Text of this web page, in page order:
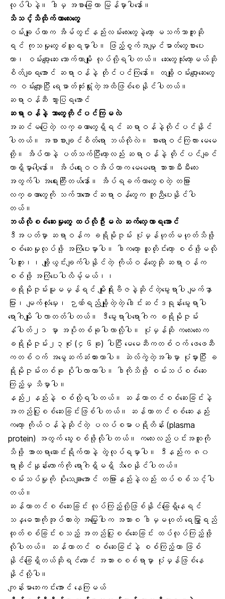
လုပ်ပါနဲ့။ ဒါမှ အစာခြေတာ မြန်မှာပါနော်။
သိသင့်သိထိုက်တာလေးတွေ
ဝမ်းချုပ်တာက အိမ်တွင်းနည်းလမ်းလေးတွေနဲ့တော့ မသက်သာဘူးဆို
ရင် ကုသမှုတွေခံယူရမှာပါ။ ဖြည့်စွက်အမျှင်ဓာတ်တွေစားပေး
တာ၊
ဝမ်းပျော့ဆေးသောက်တာမျိုး လုပ်လို့ရပါတယ်။ ဆေးတွေသုံးတော့မယ်ဆို
စိတ်ချရအောင် ဆရာဝန်နဲ့ တိုင်ပင်ကြနော်။ တချို့ဝမ်းပျော့ဆေးတွေ
က ဝမ်းလျှောပြီး ရေဓာတ်ဆုံးရှုံးတဲ့အထိဖြစ်စေနိုင်ပါတယ်။
ဆရာဝန်ဆီ သွားပြရအောင်
ဆရာဝန်နဲ့ ဘာတွေတိုင်ပင်ကြမလဲ
အဆင်မပြေတဲ့ လက္ခဏာတွေရှိရင် ဆရာဝန်နဲ့တိုင်ပင်နိုင်
ပါတယ်။ အစာစားချင်စိတ်ရော ဘယ်လိုလဲ။ စားရောဝင်ကြလား မေမေ
တို့။ အိပ်တာနဲ့ ပတ်သက်ပြီးတော့လည်း ဆရာဝန်နဲ့ တိုင်ပင်ချင်
တာရှိမှာပေါ့နော်။ အိပ်ရေးဝဝအိပ်တာက မေမေရော သားသားမီးမီးလေး
အတွက်ပါ အရေးကြီးတယ်နော်။
အိပ်ရခက် တာတွေစတဲ့ တခြား
လက္ခဏာတွေကို သက်သာအောင်ဆရာဝန်တွေက ကူညီပေးနိုင်ပါ
တယ်။
ဘယ်လိုစစ်ဆေးမှုတွေ ထပ်လိုဦးမလဲ ဆက်လေ့လာရအောင်
ဒီအပတ်မှာ ဆရာဝန်က ခရိုမိုဇုမ်း ပုံမှန်ဟုတ်မဟုတ်သိဖို့
စစ်ဆေးမှုလုပ်ဖို့ အကြံပေးမှာပါ။ ဒါကတော့ လူတိုင်းတော့ စစ်ဖို့မလို
ပါဘူး၊၊ ချို့ယွင်းချက်ပါနိုင်တဲ့ ကိုယ်ဝန်တွေဆို ဆရာဝန်က
စစ်ဖို့ အကြံပေးပါလိမ့်မယ်၊၊
ခရိုမိုဇုမ်းမူမမှန်ရင် မျိုးရိုးဗီဇနဲ့ဆိုင်တဲ့မွေးရာပါ မျက်နှာ
ပြား၊ မျက်လုံးမှေး၊ ဉာဏ်ရည်ချို့တဲ့တဲ့ ဒေါင်းဆင်ဒရုန်းမွေးရာပါ
ရောဂါမျိုး ပါလာတတ်ပါတယ်။ ဒီမွေးရာပါရောဂါက ခရိုမိုဇုမ်း
နံပါတ်၂၁ မှာ အပိုတစ်ခုပါလာလို့ပါ။ ပုံမှန်ဆို ကလေးလေးက
ခရိုမိုဇုမ်း၂၃စုံ (၄၆ခု) ပါပြီး မေမေဆီကတစ်ဝက် ဖေဖေဆီ
ကတစ်ဝက် အမွေဆက်ဆံထားတာပါ။ ဆဲလ်ကွဲတဲ့အခါမှာ ပုံမှားပြီး ခ
ရိုမိုဇုမ်းတစ်ခု ပိုပါလာတာပါ။ ဒါကိုသိဖို့ စမ်းသပ်စစ်ဆေး
ကြည့်မှ သိမှာပါ။
နည်း၂နည်းနဲ့ စစ်လို့ရပါတယ်။ ဆန်ကာတင်စစ်ဆေးခြင်းနဲ့
အတည်ပြုစစ်ဆေးခြင်းဖြစ်ပါတယ်။ ဆန်ကာတင်စစ်ဆေးနည်း
ကတော့ ကိုယ်ဝန်နဲ့ဆိုင်တဲ့ ပလပ်စမာပရိုတိန်း (plasma
protein) အတွက် သွေးစစ်ဖို့လိုပါတယ်။ ကလေးလည်ပင်းအထူကို
သိဖို့ အာထရာဆောင်းရိုက်တာနဲ့ တွဲလုပ်ရမှာပါ။ ဒီနည်းက ၈၀
ရာခိုင်နှုန်းလောက်ကို ရောဂါရှိမရှိ သိစေနိုင်ပါတယ်။
စမ်းသပ်မှုကို ပိုသေချာအောင် တခြားနည်းနဲ့လည်း ထပ်စစ်သင့်ပါ
တယ်။
ဆန်ကာတင်စစ်ဆေးခြင်း လုပ်ကြည့်လို့ဖြစ်နိုင်ခြေရှိနေရင်
သန္ဓေသားကိုအုပ်ထားတဲ့ အမြှေးပါးက အသားစ ဒါမှမဟုတ် ရေမြွှာရည်
ထုတ်စစ်ခြင်းစသည့် အတည်ပြုစစ်ဆေးခြင်း ထပ်လုပ်ကြည့်ဖို့
လိုပါတယ်။ ဆန်ကာတင် စစ်ဆေးခြင်းနဲ့ စစ်ကြည့်တာ ဖြစ်
နိုင်ခြေရှိတယ်ဆိုရင်တောင် အသားစစစ်ရာမှာ ပုံမှန်ဖြစ်နေ
နိုင်လို့ပါ။
ကျန်းမာဘေးကင်းအောင် နေကြမယ်